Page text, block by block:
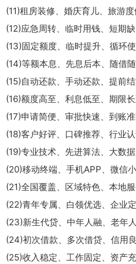
(11)租房装修、婚庆育儿、旅游
(12)应急周转、临时用钱、短期
(13)固定额度、临时提升、循环
(14)等额本息、先息后本、随借
(15)自动还款、手动还款、提前
(16)额度高至、利息低至、期限
(17)申请简便、审批快速、到账
(18)客户好评、口碑推荐、行业
(19)专业技术、先进算法、大数
(20)移动终端、手机APP、微信
(21)全国覆盖、区域特色、本地
(22)青年专属、白领优选、企业
(23)新生代贷、中年人融、老年
(24)初次借款、多次借贷、信用
(25)收入稳定、工作固定、资产